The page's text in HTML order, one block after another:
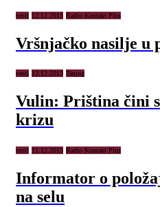
vesti 12.12.2013 Radio Kontakt Plus
Vršnjačko nasilje u
vesti 12.12.2013 Tanjug
Vulin: Priština čini
krizu
vesti 11.12.2013 Radio Kontakt Plus
Informator o
na selu